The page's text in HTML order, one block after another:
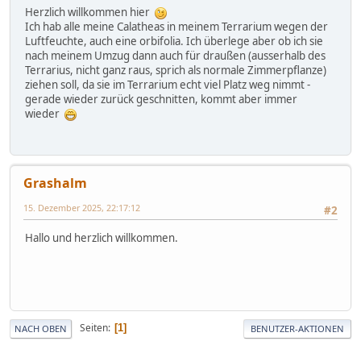
Herzlich willkommen hier
Ich hab alle meine Calatheas in meinem Terrarium wegen der
Luftfeuchte, auch eine orbifolia. Ich überlege aber ob ich sie
nach meinem Umzug dann auch für draußen (ausserhalb des
Terrarius, nicht ganz raus, sprich als normale Zimmerpflanze)
ziehen soll, da sie im Terrarium echt viel Platz weg nimmt -
gerade wieder zurück geschnitten, kommt aber immer
wieder
Grashalm
#2
15. Dezember 2025, 22:17:12
Hallo und herzlich willkommen.
NACH OBEN Seiten 1 BENUTZER-AKTIONEN